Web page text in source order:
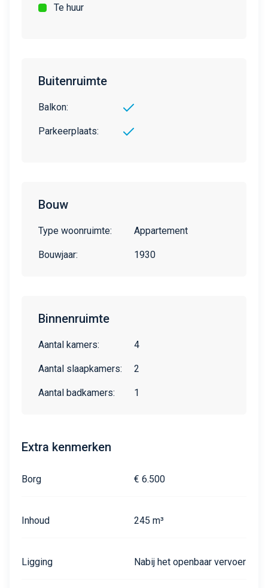
Te huur
Buitenruimte
Balkon:
Parkeerplaats:
Bouw
Type woonruimte: Appartement
Bouwjaar: 1930
Binnenruimte
Aantal kamers: 4
Aantal slaapkamers: 2
Aantal badkamers: 1
Extra kenmerken
Borg € 6.500
Inhoud 245 m³
Ligging Nabij het openbaar vervoer